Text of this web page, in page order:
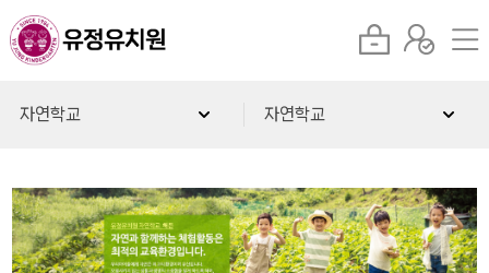
자연학교 자연학교